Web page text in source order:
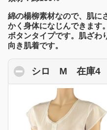
綿の楊柳素材なので、肌に
かく身体になじんできます
ボタンタイプです。肌ざわ
向き肌着です。
シロ M 在庫4